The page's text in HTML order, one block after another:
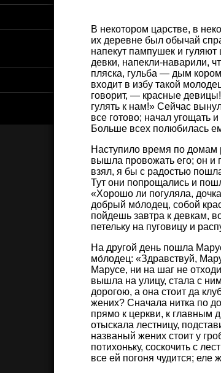
В некотором царстве, в
их деревне был обычай
напекут пампушек и
девки, напекли-наварили,
пляска, гульба — дым
входит в избу такой
говорит, — красные
гулять к нам!» Сейчас
все готово; начал угощать
Больше всех полюбилась
Наступило время по домам
вышла провожать его; он и
взял, я бы с радостью
Тут они попрощались и
«Хорошо ли погуляла,
добрый мо́лодец, собой
пойдешь завтра к девкам,
петельку на пуговицу и
На другой день пошла
мо́лодец: «Здравствуй,
Марусе, ни на шаг не
вышла на улицу, стала с
дорогою, а она стоит да
жених? Сначала нитка по
прямо к церкви, к главным
отыскала лестницу,
названый жених стоит у
потихоньку, соскочить с
все ей погоня чудится; еле